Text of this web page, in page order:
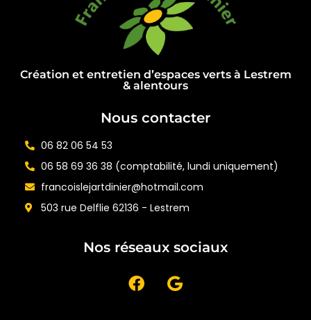
Création et entretien d’espaces verts à Lestrem
& alentours
Nous contacter
06 82 06 54 53
06 58 69 36 38 (comptabilité, lundi uniquement)
francoislejartdinier@hotmail.com
503 rue Delflie 62136 - Lestrem
Nos réseaux sociaux